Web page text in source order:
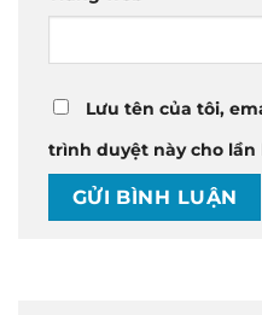
Lưu tên của tôi,
trình duyệt này cho